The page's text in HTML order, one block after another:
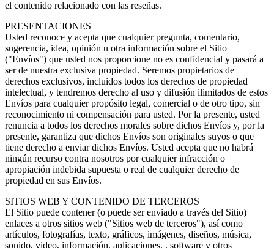
el contenido relacionado con las reseñas.
PRESENTACIONES
Usted reconoce y acepta que cualquier pregunta, comentario,
sugerencia, idea, opinión u otra información sobre el Sitio
("Envíos") que usted nos proporcione no es confidencial y pasará a
ser de nuestra exclusiva propiedad. Seremos propietarios de
derechos exclusivos, incluidos todos los derechos de propiedad
intelectual, y tendremos derecho al uso y difusión ilimitados de estos
Envíos para cualquier propósito legal, comercial o de otro tipo, sin
reconocimiento ni compensación para usted. Por la presente, usted
renuncia a todos los derechos morales sobre dichos Envíos y, por la
presente, garantiza que dichos Envíos son originales suyos o que
tiene derecho a enviar dichos Envíos. Usted acepta que no habrá
ningún recurso contra nosotros por cualquier infracción o
apropiación indebida supuesta o real de cualquier derecho de
propiedad en sus Envíos.
SITIOS WEB Y CONTENIDO DE TERCEROS
El Sitio puede contener (o puede ser enviado a través del Sitio)
enlaces a otros sitios web ("Sitios web de terceros"), así como
artículos, fotografías, texto, gráficos, imágenes, diseños, música,
sonido, video, información, aplicaciones. , software y otros